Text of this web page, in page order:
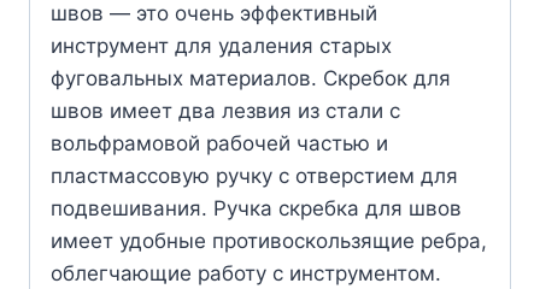
швов — это очень эффективный
инструмент для удаления старых
фуговальных материалов. Скребок для
швов имеет два лезвия из стали с
вольфрамовой рабочей частью и
пластмассовую ручку с отверстием для
подвешивания. Ручка скребка для швов
имеет удобные противоскользящие ребра,
облегчающие работу с инструментом.